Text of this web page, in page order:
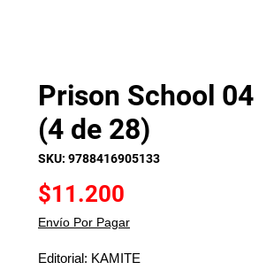
Prison School 04
(4 de 28)
SKU: 9788416905133
$11.200
Envío Por Pagar
Editorial: KAMITE